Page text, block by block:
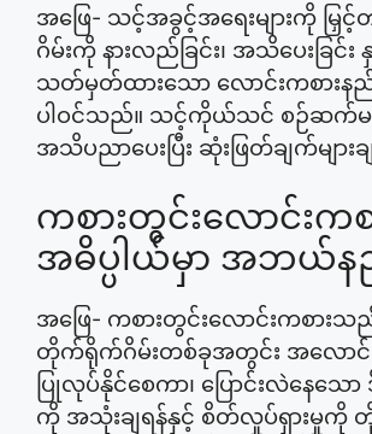
အဖြေ- သင့်အခွင့်အရေးများကို မြှ
ဂိမ်းကို နားလည်ခြင်း၊ အသိပေးခြင်း
သတ်မှတ်ထားသော လောင်းကစားန
ပါဝင်သည်။ သင့်ကိုယ်သင် စဉ်ဆက်မ
အသိပညာပေးပြီး ဆုံးဖြတ်ချက်များချ
ကစားတွင်းလောင်းက
အဓိပ္ပါယ်မှာ အဘယ်န
အဖြေ- ကစားတွင်းလောင်းကစား
တိုက်ရိုက်ဂိမ်းတစ်ခုအတွင်း အလောင်းအ
ပြုလုပ်နိုင်စေကာ၊ ပြောင်းလဲနေသော ဒို
ကို အသုံးချရန်နှင့် စိတ်လှုပ်ရှားမှုကို တို